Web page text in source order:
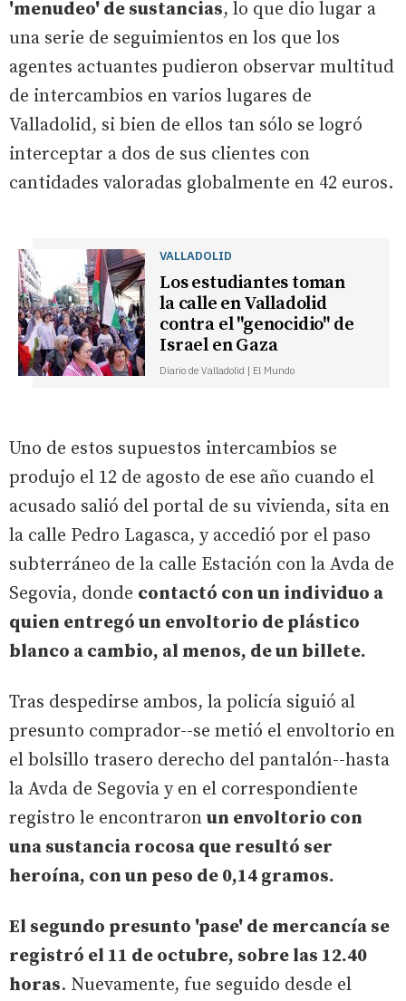
'menudeo' de sustancias, lo que dio lugar a
una serie de seguimientos en los que los
agentes actuantes pudieron observar multitud
de intercambios en varios lugares de
Valladolid, si bien de ellos tan sólo se logró
interceptar a dos de sus clientes con
cantidades valoradas globalmente en 42 euros.
VALLADOLID
Los estudiantes toman
la calle en Valladolid
contra el "genocidio" de
Israel en Gaza
Diario de Valladolid | El Mundo
Uno de estos supuestos intercambios se
produjo el 12 de agosto de ese año cuando el
acusado salió del portal de su vivienda, sita en
la calle Pedro Lagasca, y accedió por el paso
subterráneo de la calle Estación con la Avda de
Segovia, donde contactó con un individuo a
quien entregó un envoltorio de plástico
blanco a cambio, al menos, de un billete.
Tras despedirse ambos, la policía siguió al
presunto comprador--se metió el envoltorio en
el bolsillo trasero derecho del pantalón--hasta
la Avda de Segovia y en el correspondiente
registro le encontraron un envoltorio con
una sustancia rocosa que resultó ser
heroína, con un peso de 0,14 gramos.
El segundo presunto 'pase' de mercancía se
registró el 11 de octubre, sobre las 12.40
horas. Nuevamente, fue seguido desde el